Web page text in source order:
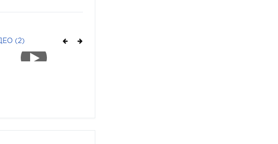
(2)